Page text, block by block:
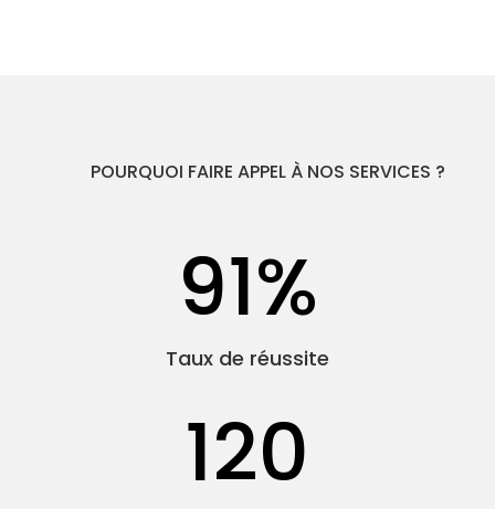
POURQUOI FAIRE APPEL À NOS SERVICES ?
91%
Taux de réussite
120